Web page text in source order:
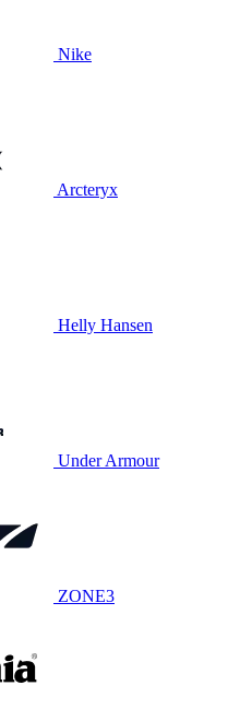
Nike
Arcteryx
Helly Hansen
Under Armour
ZONE3